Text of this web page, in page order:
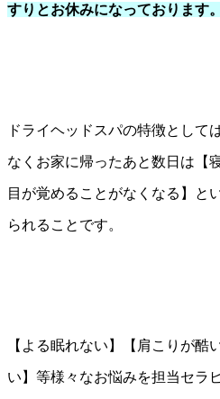
すりとお休みになっております。
ドライヘッドスパの特徴として
なくお家に帰ったあと数日は【
目が覚めることがなくなる】と
られることです。
【よる眠れない】【肩こりが酷
い】等様々なお悩みを担当セラ